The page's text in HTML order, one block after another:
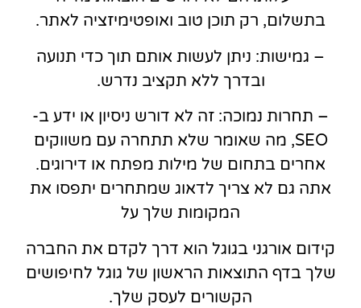
בתשלום, רק תוכן טוב ואופטימיזציה לאתר.
– גמישות: ניתן לעשות אותם תוך כדי תנועה
ובדרך ללא תקציב נדרש.
– תחרות נמוכה: זה לא דורש ניסיון או ידע ב-
SEO, מה שאומר שלא תתחרה עם משווקים
אחרים בתחום של מילות מפתח או דירוגים.
אתה גם לא צריך לדאוג שמתחרים יתפסו את
המקומות שלך על
קידום אורגני בגוגל הוא דרך לקדם את החברה
שלך בדף התוצאות הראשון של גוגל לחיפושים
הקשורים לעסק שלך.